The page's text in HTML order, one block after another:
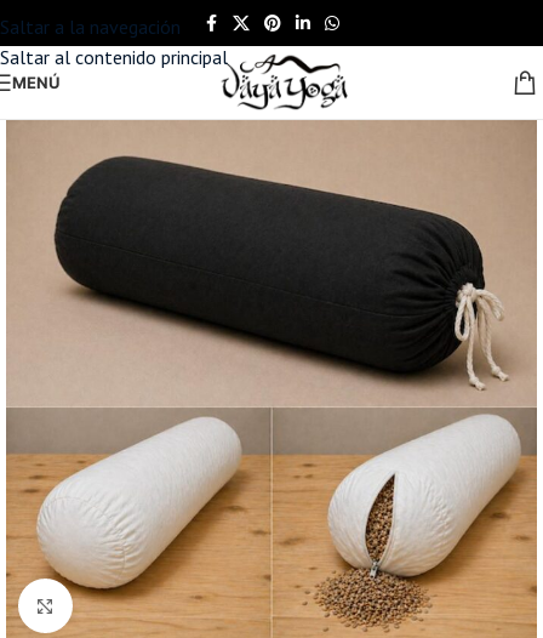
Saltar a la navegación
Saltar al contenido principal
MENÚ
Haga clic para ampliar